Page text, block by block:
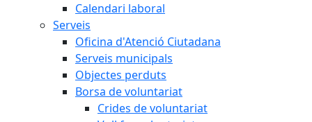
Calendari laboral
Serveis
Oficina d'Atenció Ciutadana
Serveis municipals
Objectes perduts
Borsa de voluntariat
Crides de voluntariat